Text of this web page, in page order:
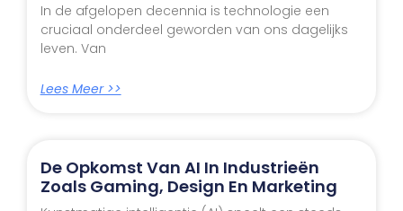
In de afgelopen decennia is technologie een
cruciaal onderdeel geworden van ons dagelijks
leven. Van
Lees Meer >>
De Opkomst Van AI In Industrieën
Zoals Gaming, Design En Marketing